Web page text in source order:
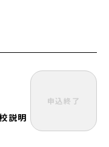
説明
申込終了